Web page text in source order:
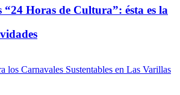
“24 Horas de Cultura”: ésta es la